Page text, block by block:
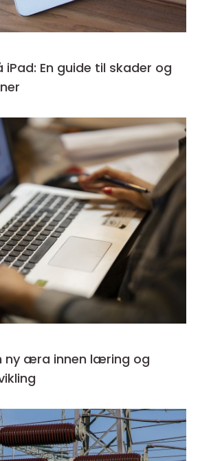
En guide til skader og
ny æra innen læring og